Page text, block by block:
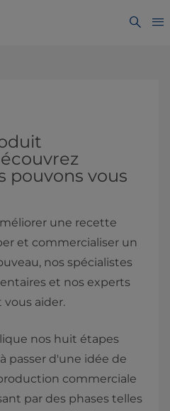
pouvons vous
une recette
et commercialiser un
nos spécialistes
et nos experts
aider.
nos huit étapes
passer d'une idée de
commerciale
par des phases telles